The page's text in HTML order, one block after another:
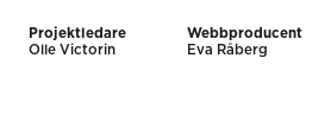
Projektledare
Olle Victorin
Webbproducent
Eva Råberg